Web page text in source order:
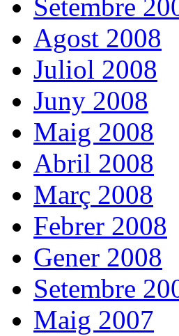
Setembre
Agost 2008
Juliol 2008
Juny 2008
Maig 2008
Abril 2008
Març 2008
Febrer 2008
Gener 2008
Setembre
Maig 2007